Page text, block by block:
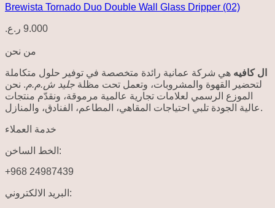
Brewista Tornado Duo Double Wall Glass Dripper (02)
9.000 ر.ع.
من نحن
ال كافيه هي شركة عمانية رائدة متخصصة في توفير حلول متكاملة
لتحضير القهوة والمشروبات، وتعمل تحت مظلة جليد ش.م.م. نحن
الموزع الرسمي لعلامات تجارية عالمية مرموقة، ونقدّم منتجات
عالية الجودة تلبي احتياجات المقاهي، المطاعم، الفنادق، والمنازل.
خدمة العملاء
الخط الساخن:
+968 24987439
البريد الالكتروني: